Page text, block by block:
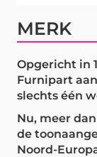
MERK
Opgericht in
Furnipart
slechts één
Nu, meer
de
Noord-